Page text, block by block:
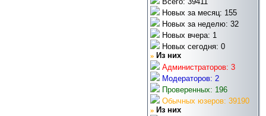
Новых за месяц: 155
Новых за неделю: 32
Новых вчера: 1
Новых сегодня: 0
» Из них
Администраторов: 3
Модераторов: 2
Проверенных: 196
Обычных юзеров: 39190
» Из них